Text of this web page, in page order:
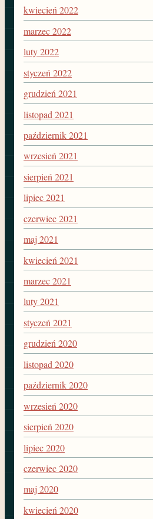
kwiecień 2022
marzec 2022
luty 2022
styczeń 2022
grudzień 2021
listopad 2021
październik 2021
wrzesień 2021
sierpień 2021
lipiec 2021
czerwiec 2021
maj 2021
kwiecień 2021
marzec 2021
luty 2021
styczeń 2021
grudzień 2020
listopad 2020
październik 2020
wrzesień 2020
sierpień 2020
lipiec 2020
czerwiec 2020
maj 2020
kwiecień 2020